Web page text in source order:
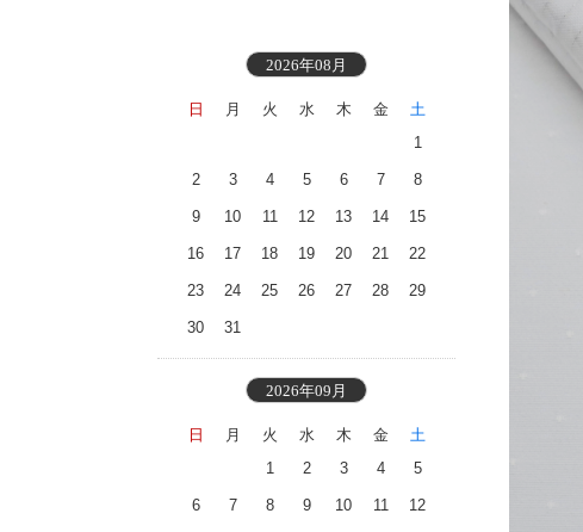
2026年08月
日 月 火 水 木 金
土
1
2 3 4 5 6 7 8
9 10 11 12 13 14 15
16 17 18 19 20 21 22
23 24 25 26 27 28 29
30 31
2026年09月
日 月 火 水 木 金
土
1
2 3 4 5
6 7 8 9 10 11 12